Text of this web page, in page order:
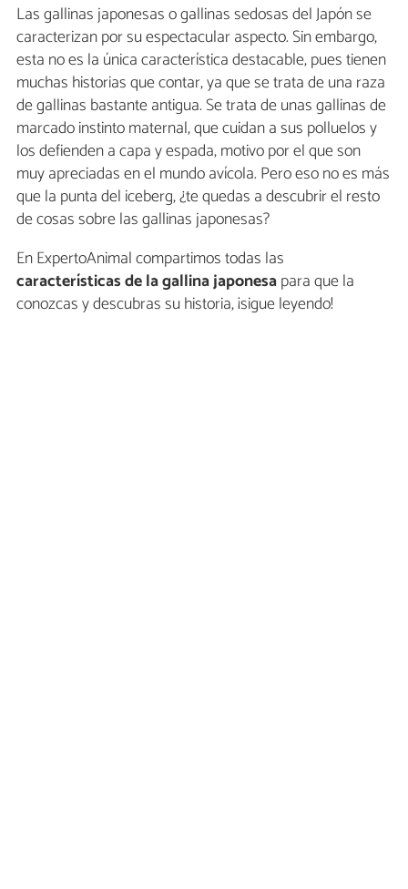
Las gallinas japonesas o gallinas sedosas del Japón se
caracterizan por su espectacular aspecto. Sin embargo,
esta no es la única característica destacable, pues tienen
muchas historias que contar, ya que se trata de una raza
de gallinas bastante antigua. Se trata de unas gallinas de
marcado instinto maternal, que cuidan a sus polluelos y
los defienden a capa y espada, motivo por el que son
muy apreciadas en el mundo avícola. Pero eso no es más
que la punta del iceberg, ¿te quedas a descubrir el resto
de cosas sobre las gallinas japonesas?
En ExpertoAnimal compartimos todas las
características de la gallina japonesapara que la
conozcas y descubras su historia, ¡sigue leyendo!